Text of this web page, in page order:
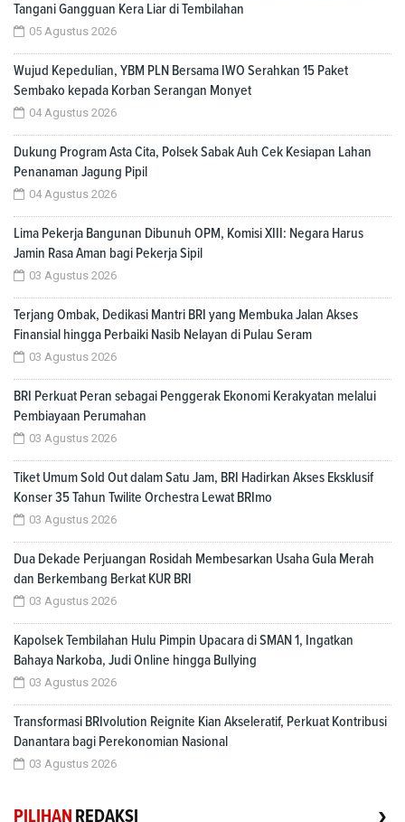
Tangani Gangguan Kera Liar di Tembilahan
05 Agustus 2026
Wujud Kepedulian, YBM PLN Bersama IWO Serahkan 15 Paket
Sembako kepada Korban Serangan Monyet
04 Agustus 2026
Dukung Program Asta Cita, Polsek Sabak Auh Cek Kesiapan Lahan
Penanaman Jagung Pipil
04 Agustus 2026
Lima Pekerja Bangunan Dibunuh OPM, Komisi XIII: Negara Harus
Jamin Rasa Aman bagi Pekerja Sipil
03 Agustus 2026
Terjang Ombak, Dedikasi Mantri BRI yang Membuka Jalan Akses
Finansial hingga Perbaiki Nasib Nelayan di Pulau Seram
03 Agustus 2026
BRI Perkuat Peran sebagai Penggerak Ekonomi Kerakyatan melalui
Pembiayaan Perumahan
03 Agustus 2026
Tiket Umum Sold Out dalam Satu Jam, BRI Hadirkan Akses Eksklusif
Konser 35 Tahun Twilite Orchestra Lewat BRImo
03 Agustus 2026
Dua Dekade Perjuangan Rosidah Membesarkan Usaha Gula Merah
dan Berkembang Berkat KUR BRI
03 Agustus 2026
Kapolsek Tembilahan Hulu Pimpin Upacara di SMAN 1, Ingatkan
Bahaya Narkoba, Judi Online hingga Bullying
03 Agustus 2026
Transformasi BRIvolution Reignite Kian Akseleratif, Perkuat Kontribusi
Danantara bagi Perekonomian Nasional
03 Agustus 2026
PILIHAN REDAKSI ›